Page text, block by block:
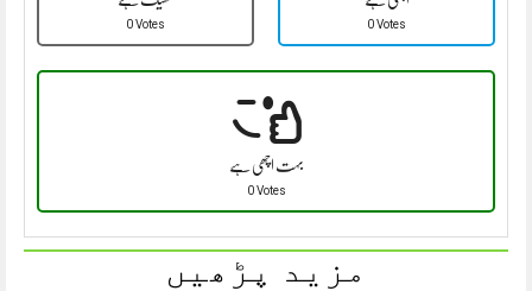
0 Votes 0 Votes
بہت اچھی ہے
0 Votes
مزید پڑھیں